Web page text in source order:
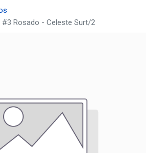
#3 Rosado - Celeste Surt/2